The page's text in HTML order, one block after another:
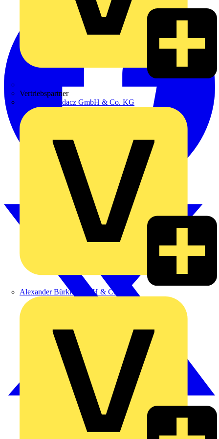
Vertriebspartner
Adalbert Zajadacz GmbH & Co. KG
Alexander Bürkle GmbH & Co. KG